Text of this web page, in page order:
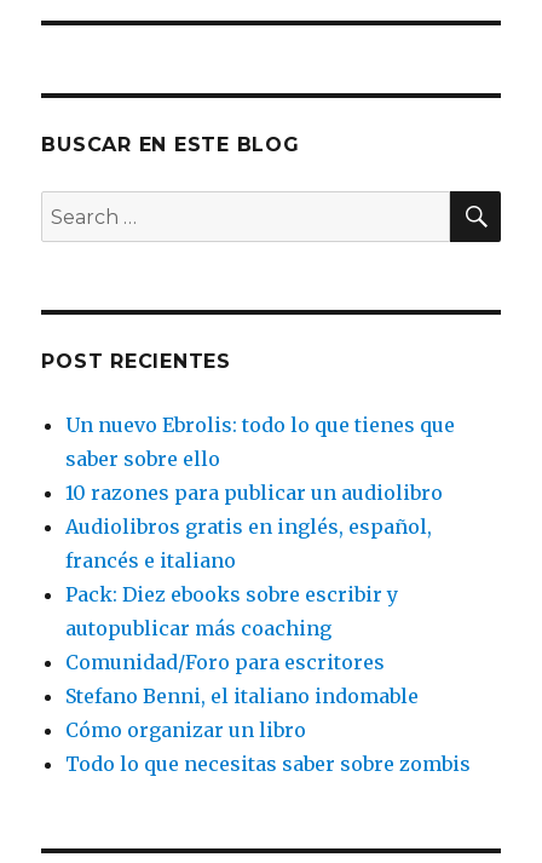
BUSCAR EN ESTE BLOG
Search
for:
POST RECIENTES
Un nuevo Ebrolis: todo lo que tienes que
saber sobre ello
10 razones para publicar un audiolibro
Audiolibros gratis en inglés, español,
francés e italiano
Pack: Diez ebooks sobre escribir y
autopublicar más coaching
Comunidad/Foro para escritores
Stefano Benni, el italiano indomable
Cómo organizar un libro
Todo lo que necesitas saber sobre zombis